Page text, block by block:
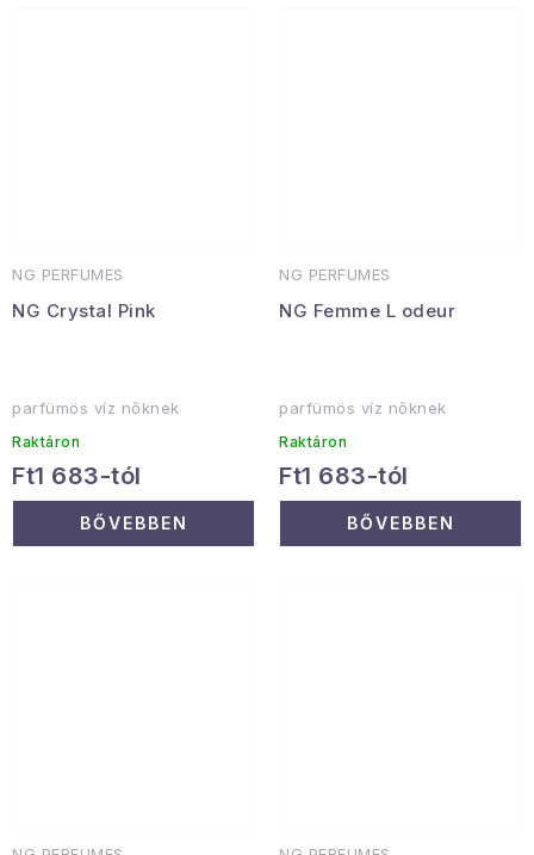
NG PERFUMES
NG Crystal Pink
parfümös víz nőknek
Raktáron
Ft1 683-tól
BŐVEBBEN
NG PERFUMES
NG Femme L odeur
parfümös víz nőknek
Raktáron
Ft1 683-tól
BŐVEBBEN